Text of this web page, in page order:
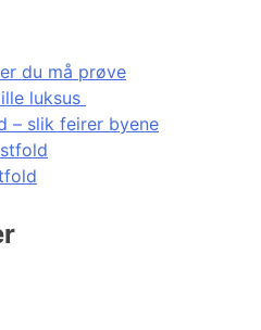
du må prøve
luksus
– slik feirer byene